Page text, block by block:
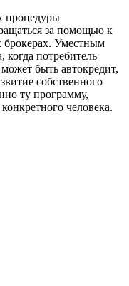
процедуры
за помощью к
брокерах. Уместным
когда потребитель
быть автокредит,
собственного
ту программу,
человека.